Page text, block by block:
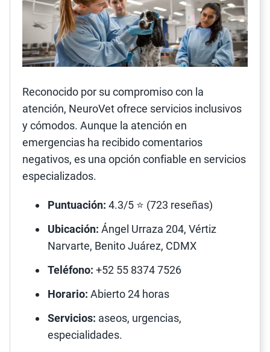
Reconocido por su compromiso con la
atención, NeuroVet ofrece servicios inclusivos
y cómodos. Aunque la atención en
emergencias ha recibido comentarios
negativos, es una opción confiable en servicios
especializados.
Puntuación: 4.3/5 ⭐ (723 reseñas)
Ubicación: Ángel Urraza 204, Vértiz
Narvarte, Benito Juárez, CDMX
Teléfono: +52 55 8374 7526
Horario: Abierto 24 horas
Servicios: aseos, urgencias,
especialidades.